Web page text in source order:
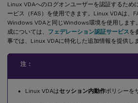
Linux VDAへのログオンユーザーを認証するため
ービス（FAS）を使用できます。Linux VDAは、
Windows VDAと同じWindows環境を使用します
成については、 フェデレーション認証サービスを
事では、Linux VDAに特化した追加情報を提供しま
注：
Linux VDAはセッション内動作ポリシーを